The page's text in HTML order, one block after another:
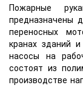
Пожарные
предназначены
переносных
кранах зданий
насосы на
состоят из
производстве